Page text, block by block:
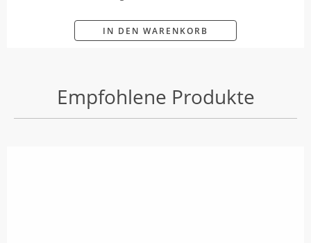
IN DEN WARENKORB
Empfohlene Produkte